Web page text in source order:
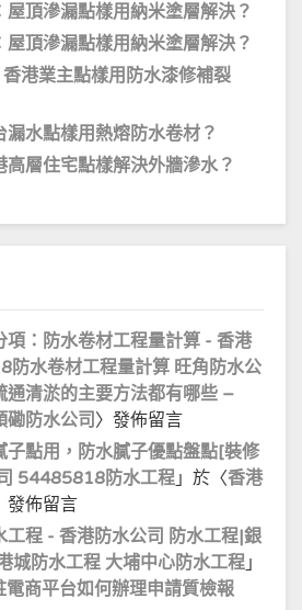
頂滲漏點樣用納米塗層解決？
頂滲漏點樣用納米塗層解決？
港業主點樣用防水漆修補裂
水點樣用熱熔防水卷材？
高層住宅點樣解決外牆滲水？
項：防水卷材工程量計算 - 香港
防水卷材工程量計算 旺角防水公
通清淤的主要方法都有哪些 –
防水公司 〉發佈留言
子點用，防水膩子優點盤點[裝修
54485818防水工程 」於〈香港
發佈留言
工程 - 香港防水公司 防水工程|銀
城防水工程 大埔中心防水工程 」
電商平台如何辦理申請質檢報